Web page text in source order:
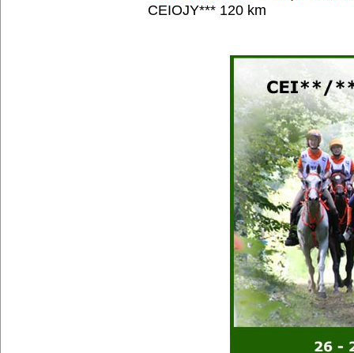
CEIOJY*** 120 km